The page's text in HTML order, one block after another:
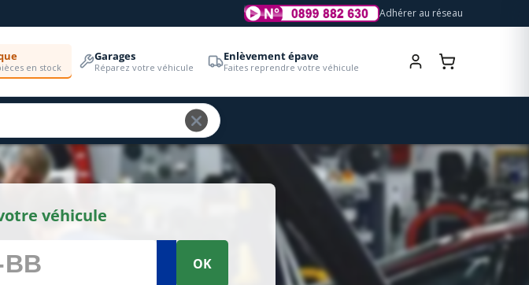
Adhérer au réseau
en stock
Garages
Réparez votre véhicule
Enlèvement épave
Faites reprendre votre véhicule
véhicule
OK